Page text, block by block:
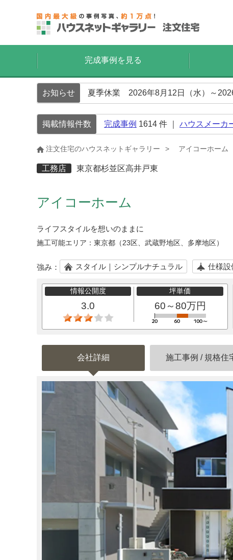
完成事例を見る
お知らせ 夏季休業 2026年8月12日（水）～
掲載情報件数 完成事例 1614 件 ｜ ハウスメーカ
注文住宅のハウスネットギャラリー アイコーホーム
工務店 東京都杉並区高井戸東
アイコーホーム
ライフスタイルを想いのままに
施工可能エリア： 東京都（23区、武蔵野地区、多摩地区）
強み： スタイル｜シンプルナチュラル 仕様設
情報公開度
3.0
坪単価
60～80万円
会社詳細 施工事例 / 規格住